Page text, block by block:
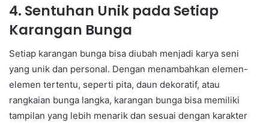
4. Sentuhan Unik pada Setiap
Karangan Bunga
Setiap karangan bunga bisa diubah menjadi karya seni
yang unik dan personal. Dengan menambahkan elemen-
elemen tertentu, seperti pita, daun dekoratif, atau
rangkaian bunga langka, karangan bunga bisa memiliki
tampilan yang lebih menarik dan sesuai dengan karakter